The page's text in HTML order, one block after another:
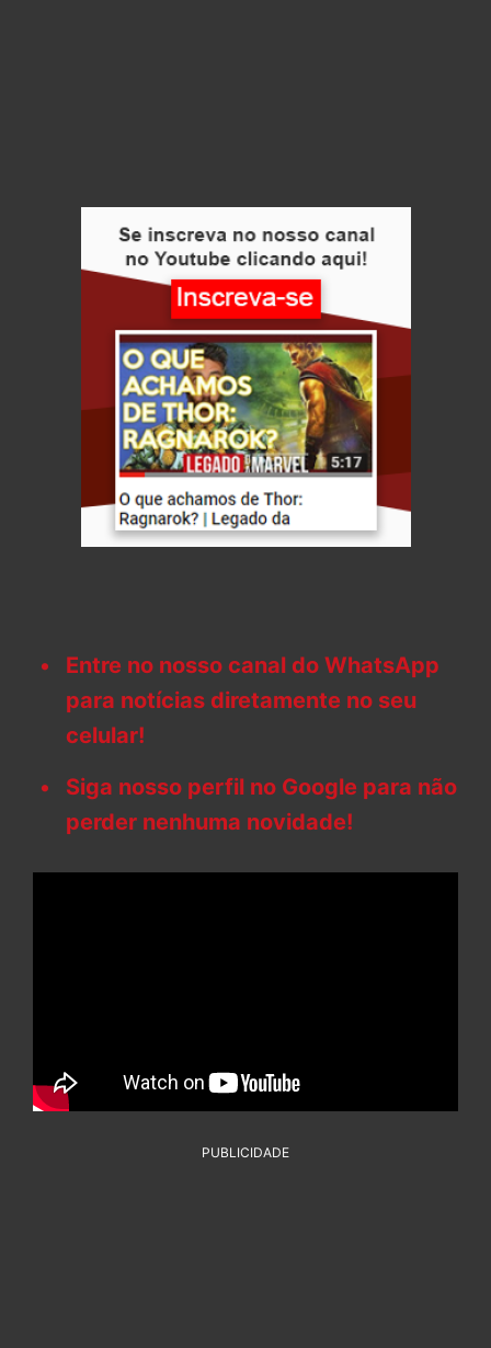
Entre no nosso canal do WhatsApp
para notícias diretamente no seu
celular!
Siga nosso perfil no Google para não
perder nenhuma novidade!
PUBLICIDADE